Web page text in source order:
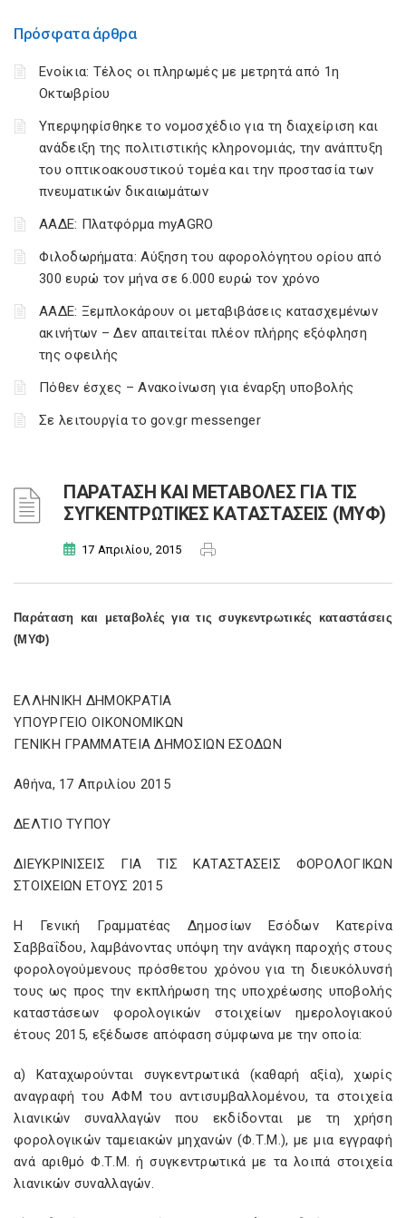
Πρόσφατα άρθρα
Ενοίκια: Τέλος οι πληρωμές με μετρητά από 1η
Οκτωβρίου
Υπερψηφίσθηκε το νομοσχέδιο για τη διαχείριση και
ανάδειξη της πολιτιστικής κληρονομιάς, την ανάπτυξη
του οπτικοακουστικού τομέα και την προστασία των
πνευματικών δικαιωμάτων
ΑΑΔΕ: Πλατφόρμα myAGRO
Φιλοδωρήματα: Αύξηση του αφορολόγητου ορίου από
300 ευρώ τον μήνα σε 6.000 ευρώ τον χρόνο
ΑΑΔΕ: Ξεμπλοκάρουν οι μεταβιβάσεις κατασχεμένων
ακινήτων – Δεν απαιτείται πλέον πλήρης εξόφληση
της οφειλής
Πόθεν έσχες – Ανακοίνωση για έναρξη υποβολής
Σε λειτουργία το gov.gr messenger
ΠΑΡΑΤΑΣΗ ΚΑΙ ΜΕΤΑΒΟΛΕΣ ΓΙΑ ΤΙΣ
ΣΥΓΚΕΝΤΡΩΤΙΚΕΣ ΚΑΤΑΣΤΑΣΕΙΣ (ΜΥΦ)
17 Απριλίου, 2015
Παράταση και μεταβολές για τις συγκεντρωτικές καταστάσεις
(ΜΥΦ)
ΕΛΛΗΝΙΚΗ ΔΗΜΟΚΡΑΤΙΑ
ΥΠΟΥΡΓΕΙΟ ΟΙΚΟΝΟΜΙΚΩΝ
ΓΕΝΙΚΗ ΓΡΑΜΜΑΤΕΙΑ ΔΗΜΟΣΙΩΝ ΕΣΟΔΩΝ
Αθήνα, 17 Απριλίου 2015
ΔΕΛΤΙΟ ΤΥΠΟΥ
ΔΙΕΥΚΡΙΝΙΣΕΙΣ ΓΙΑ ΤΙΣ ΚΑΤΑΣΤΑΣΕΙΣ ΦΟΡΟΛΟΓΙΚΩΝ
ΣΤΟΙΧΕΙΩΝ ΕΤΟΥΣ 2015
Η Γενική Γραμματέας Δημοσίων Εσόδων Κατερίνα
Σαββαΐδου, λαμβάνοντας υπόψη την ανάγκη παροχής στους
φορολογούμενους πρόσθετου χρόνου για τη διευκόλυνσή
τους ως προς την εκπλήρωση της υποχρέωσης υποβολής
καταστάσεων φορολογικών στοιχείων ημερολογιακού
έτους 2015, εξέδωσε απόφαση σύμφωνα με την οποία:
α) Καταχωρούνται συγκεντρωτικά (καθαρή αξία), χωρίς
αναγραφή του ΑΦΜ του αντισυμβαλλομένου, τα στοιχεία
λιανικών συναλλαγών που εκδίδονται με τη χρήση
φορολογικών ταμειακών μηχανών (Φ.Τ.Μ.), με μια εγγραφή
ανά αριθμό Φ.Τ.Μ. ή συγκεντρωτικά με τα λοιπά στοιχεία
λιανικών συναλλαγών.